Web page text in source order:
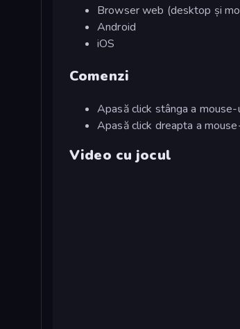
Browser web (desktop și
Android
iOS
Comenzi
Apasă click stânga a
Apasă click dreapta a
Video cu jocul